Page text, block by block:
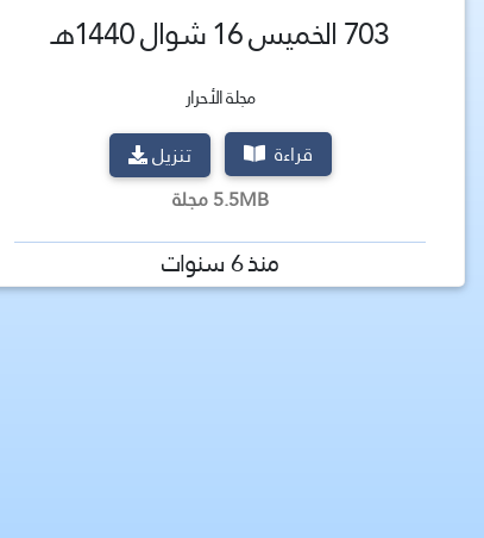
703 الخميس 16 شوال 1440هـ
مجلة الأحرار
قراءة
تنزيل
5.5MB مجلة
منذ 6 سنوات